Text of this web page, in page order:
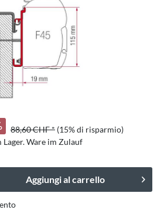
88,60 CHF * (15% di risparmio)
Ware im Zulauf
Aggiungi al carrello